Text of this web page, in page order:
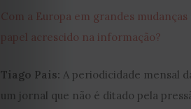
Com a Europa em grandes
papel acrescido na informação?
Tiago Pais: A periodicidade mensal
um jornal que não é ditado pela